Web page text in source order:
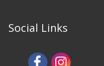
Social Links